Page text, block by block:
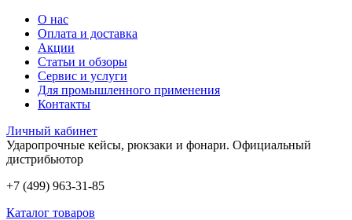
О нас
Оплата и доставка
Акции
Статьи и обзоры
Сервис и услуги
Для промышленного применения
Контакты
Личный кабинет
Ударопрочные кейсы, рюкзаки и фонари. Официальный
дистрибьютор
+7 (499) 963-31-85
Каталог товаров